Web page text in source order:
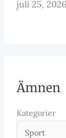
juli 25, 2026
Ämnen
Kategorier